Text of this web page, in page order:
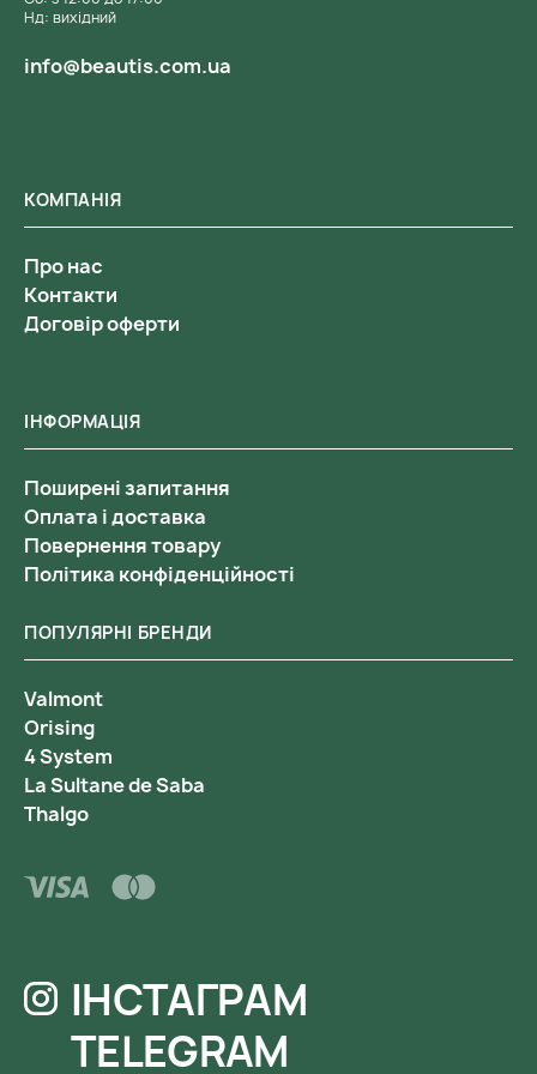
ІНФОРМАЦІЯ
Поширені запитання
Оплата і доставка
Повернення товару
Політика конфіденційності
КОМПАНІЯ
Про нас
Контакти
Договір оферти
ПОПУЛЯРНІ БРЕНДИ
Valmont
Orising
4 System
La Sultane de Saba
Thalgo
Нд: вихідний
info@beautis.com.ua
ІНСТАГРАМ
TELEGRAM